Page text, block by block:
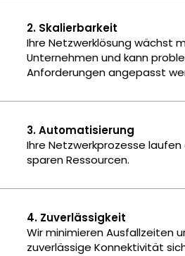
2. Skalierbarkeit
Ihre Netzwerklösung wächst
Unternehmen und kann
Anforderungen angepasst
3. Automatisierung
Ihre Netzwerkprozesse
sparen Ressourcen.
4. Zuverlässigkeit
Wir minimieren Ausfallzeiten
zuverlässige Konnektivität